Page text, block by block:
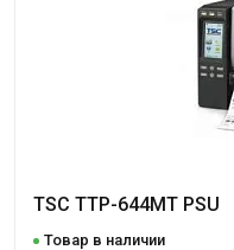
TSC TTP-644MT PSU
Товар в наличии